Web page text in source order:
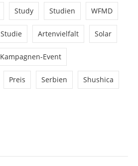
Study Studien WFMD
Studie Artenvielfalt Solar
Kampagnen-Event
Preis Serbien Shushica